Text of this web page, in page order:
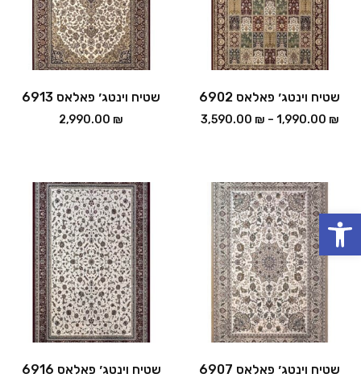
פתח סרגל נגישות
שטיח וינטג׳ פאלאס 6902
1,990.00 ₪
–
3,590.00 ₪
שטיח וינטג׳ פאלאס 6913
2,990.00 ₪
שטיח וינטג׳ פאלאס 6907 שטיח וינטג׳ פאלאס 6916